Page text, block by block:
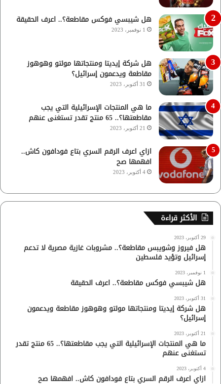
هل شيبسي فوكس مقاطعة؟.. اعرف الحقيقة
1 نوفمبر، 2023
هل شركة إيديتا ومنتجاتها مولتو وهوهوز
مقاطعة ويدعمون إسرائيل؟
31 أكتوبر، 2023
ما هي المنتجات الإسرائيلية التي يجب
مقاطعتها؟.. 65 منتج تقدر تستغنى عنهم
21 أكتوبر، 2023
ازاي اعرف الرقم السري بتاع فودافون كاش..
افهمها صح
4 أكتوبر، 2023
الأكثر قراءة
29 أكتوبر، 2023
هل فيروز وشويبس مقاطعة؟.. مشروبات غازية مصرية لا تدعم
إسرائيل وتؤيد فلسطين
1 نوفمبر، 2023
هل شيبسي فوكس مقاطعة؟.. اعرف الحقيقة
31 أكتوبر، 2023
هل شركة إيديتا ومنتجاتها مولتو وهوهوز مقاطعة ويدعمون
إسرائيل؟
21 أكتوبر، 2023
ما هي المنتجات الإسرائيلية التي يجب مقاطعتها؟.. 65 منتج تقدر
تستغنى عنهم
4 أكتوبر، 2023
ازاي اعرف الرقم السري بتاع فودافون كاش.. افهمها صح